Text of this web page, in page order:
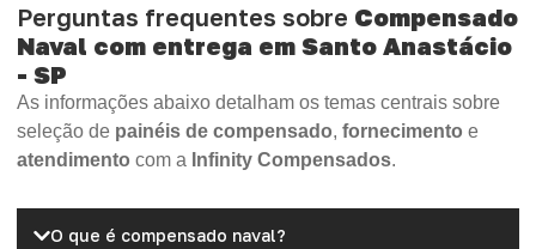
Perguntas frequentes sobre Compensado
Naval com entrega em Santo Anastácio
- SP
As informações abaixo detalham os temas centrais sobre
seleção de painéis de compensado, fornecimento e
atendimento com a Infinity Compensados.
O que é compensado naval?